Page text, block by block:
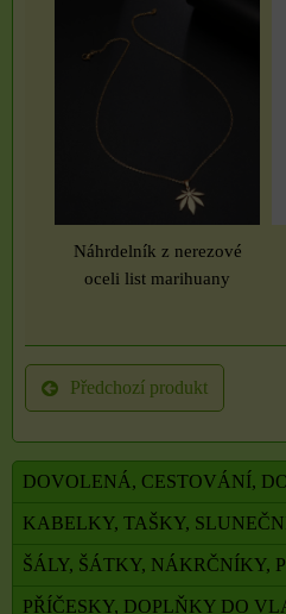
Náhrdelník z nerezové
oceli list marihuany
Předchozí produkt
DOVOLENÁ, CESTOVÁNÍ,
KABELKY, TAŠKY,
ŠÁLY, ŠÁTKY, NÁKRČNÍKY,
PŘÍČESKY, DOPLŇKY DO